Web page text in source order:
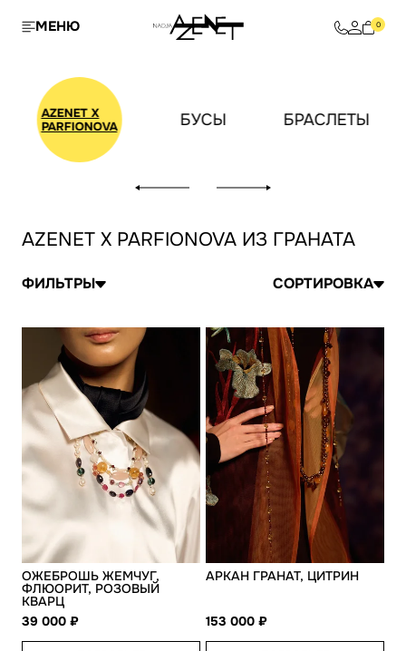
МЕНЮ 0
AZENET X
PARFIONOVA
БУСЫ БРАСЛЕТЫ
AZENET X PARFIONOVA ИЗ ГРАНАТА
ФИЛЬТРЫ СОРТИРОВКА
ОЖЕБРОШЬ ЖЕМЧУГ,
ФЛЮОРИТ, РОЗОВЫЙ
КВАРЦ
39 000
АРКАН ГРАНАТ, ЦИТРИН
153 000